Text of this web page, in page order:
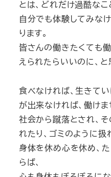
とは、どれだけ過酷なこ
自分でも体験してみな
ります。
皆さんの働きたくても
えられたらいいのに、と
食べなければ、生きてい
が出来なければ、働けま
社会から蹴落とされ、
れたり、ゴミのように扱
身体を休め心を休め、
らば、